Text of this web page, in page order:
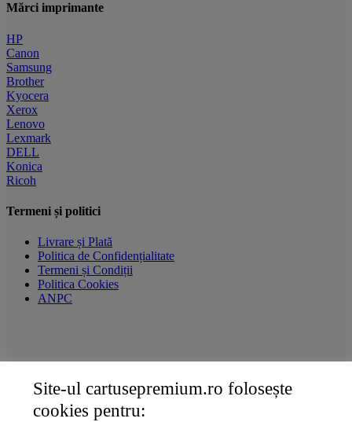
Mărci imprimante
HP
Canon
Samsung
Brother
Kyocera
Xerox
Lenovo
Lexmark
DELL
Konica
Ricoh
Termeni și politici
Livrare și Plată
Politica de Confidențialitate
Termeni și Condiții
Politica Cookies
ANPC
Date de contact
Site-ul cartusepremium.ro folosește
cookies pentru: